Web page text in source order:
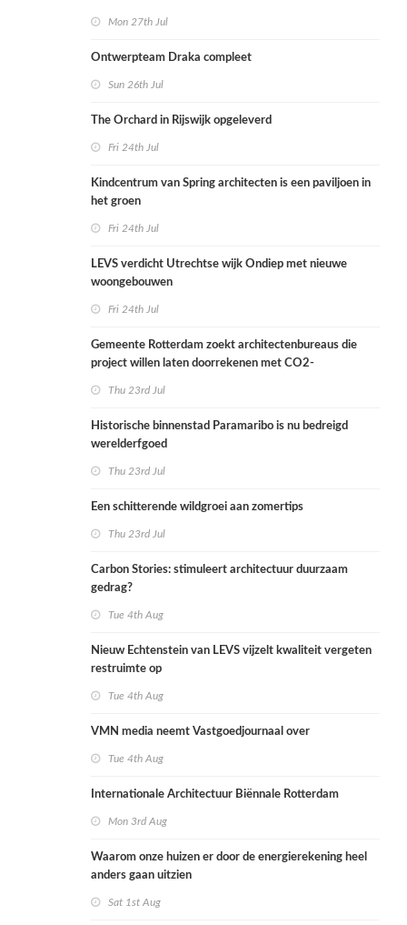
Mon 27th Jul
Ontwerpteam Draka compleet
Sun 26th Jul
The Orchard in Rijswijk opgeleverd
Fri 24th Jul
Kindcentrum van Spring architecten is een paviljoen in
het groen
Fri 24th Jul
LEVS verdicht Utrechtse wijk Ondiep met nieuwe
woongebouwen
Fri 24th Jul
Gemeente Rotterdam zoekt architectenbureaus die
project willen laten doorrekenen met CO2-
Thu 23rd Jul
Historische binnenstad Paramaribo is nu bedreigd
werelderfgoed
Thu 23rd Jul
Een schitterende wildgroei aan zomertips
Thu 23rd Jul
Carbon Stories: stimuleert architectuur duurzaam
gedrag?
Tue 4th Aug
Nieuw Echtenstein van LEVS vijzelt kwaliteit vergeten
restruimte op
Tue 4th Aug
VMN media neemt Vastgoedjournaal over
Tue 4th Aug
Internationale Architectuur Biënnale Rotterdam
Mon 3rd Aug
Waarom onze huizen er door de energierekening heel
anders gaan uitzien
Sat 1st Aug